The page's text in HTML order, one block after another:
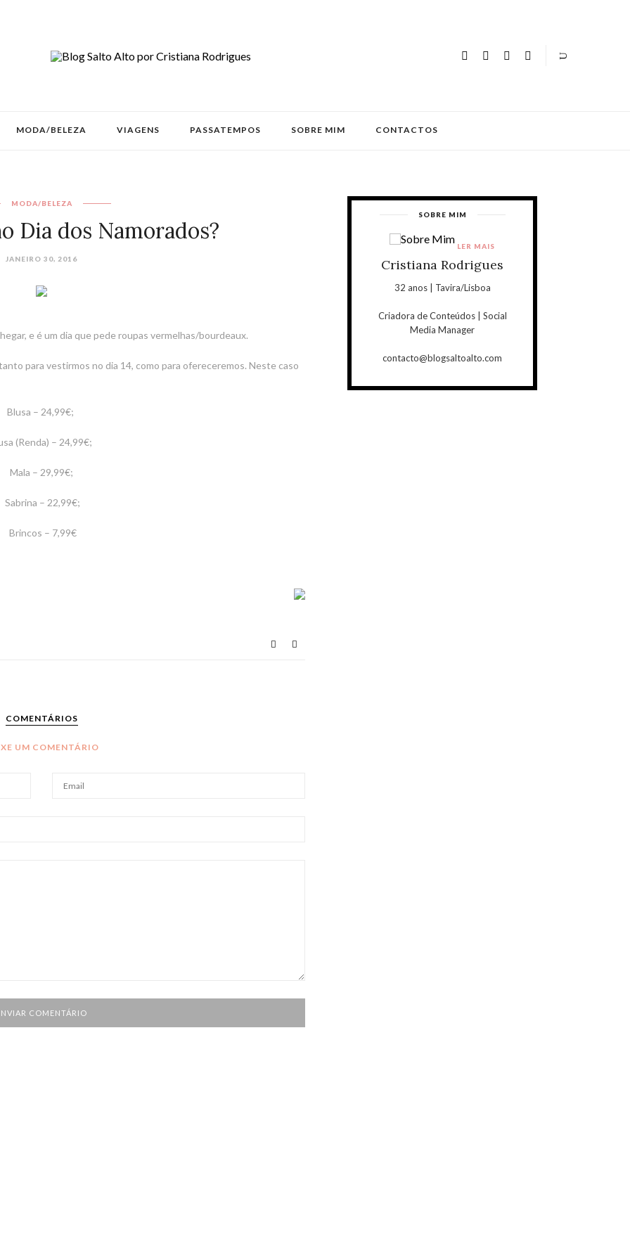
MODA/BELEZA VIAGENS PASSATEMPOS SOBRE MIM CONTACTOS
MODA/BELEZA
Dia dos Namorados?
JANEIRO 30, 2016
e é um dia que pede roupas vermelhas/bourdeaux.
para vestirmos no dia 14, como para ofereceremos. Neste caso
Blusa – 24,99€;
(Renda) – 24,99€;
Mala – 29,99€;
Sabrina – 22,99€;
Brincos – 7,99€
COMENTÁRIOS
UM COMENTÁRIO
SOBRE MIM
Cristiana Rodrigues
32 anos | Tavira/Lisboa
Criadora de Conteúdos | Social
Media Manager
contacto@blogsaltoalto.com
LER MAIS